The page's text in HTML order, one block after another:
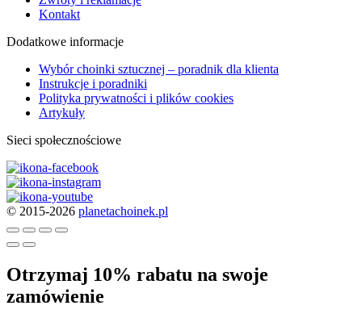
Kontakt
Dodatkowe informacje
Wybór choinki sztucznej – poradnik dla klienta
Instrukcje i poradniki
Polityka prywatności i plików cookies
Artykuły
Sieci społecznościowe
© 2015-2026 planetachoinek.pl
Otrzymaj 10% rabatu na swoje
zamówienie